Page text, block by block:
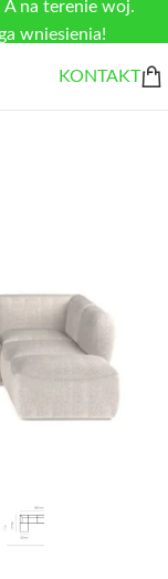
A na terenie woj.
wniesienia!
KONTAKT